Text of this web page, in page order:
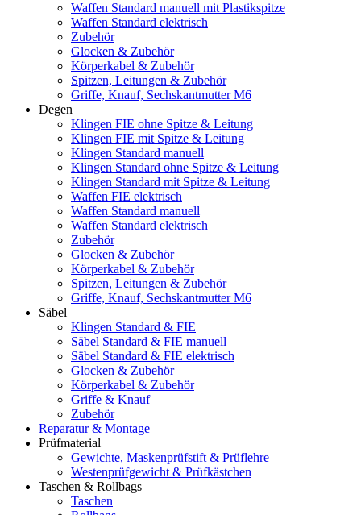
Waffen Standard manuell mit Plastikspitze
Waffen Standard elektrisch
Zubehör
Glocken & Zubehör
Körperkabel & Zubehör
Spitzen, Leitungen & Zubehör
Griffe, Knauf, Sechskantmutter M6
Degen
Klingen FIE ohne Spitze & Leitung
Klingen FIE mit Spitze & Leitung
Klingen Standard manuell
Klingen Standard ohne Spitze & Leitung
Klingen Standard mit Spitze & Leitung
Waffen FIE elektrisch
Waffen Standard manuell
Waffen Standard elektrisch
Zubehör
Glocken & Zubehör
Körperkabel & Zubehör
Spitzen, Leitungen & Zubehör
Griffe, Knauf, Sechskantmutter M6
Säbel
Klingen Standard & FIE
Säbel Standard & FIE manuell
Säbel Standard & FIE elektrisch
Glocken & Zubehör
Körperkabel & Zubehör
Griffe & Knauf
Zubehör
Reparatur & Montage
Prüfmaterial
Gewichte, Maskenprüfstift & Prüflehre
Westenprüfgewicht & Prüfkästchen
Taschen & Rollbags
Taschen